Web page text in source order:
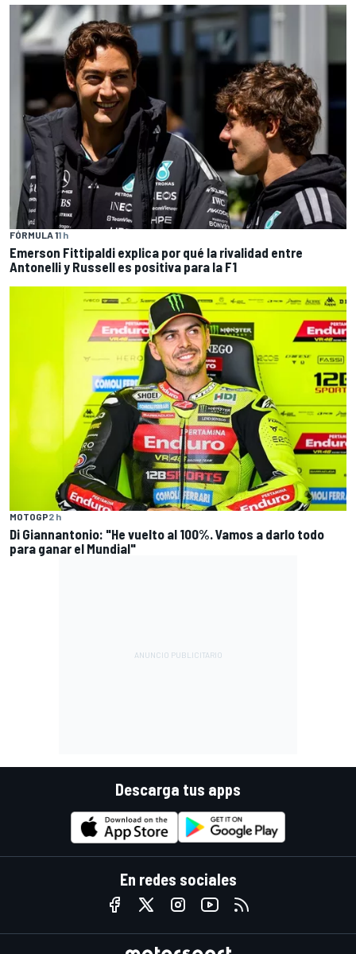
FÓRMULA 11 h
Emerson Fittipaldi explica por qué la rivalidad entre
Antonelli y Russell es positiva para la F1
MOTOGP2 h
Di Giannantonio: "He vuelto al 100%. Vamos a darlo todo
para ganar el Mundial"
Descarga tus apps
En redes sociales